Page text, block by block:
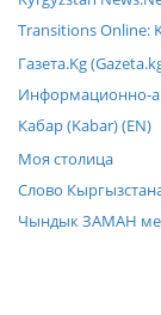
Transitions Online:
Газета.Kg
Информационно-
Кабар (Kabar) (EN)
Моя столица
Слово
Чындык ЗАМАН